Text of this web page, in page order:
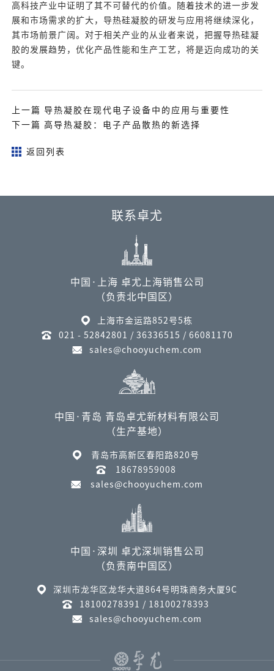
高科技产业中证明了其不可替代的价值。随着技术的进一步发
展和市场需求的扩大，导热硅凝胶的研发与应用将继续深化，
其市场前景广阔。对于相关产业的从业者来说，把握导热硅凝
胶的发展趋势，优化产品性能和生产工艺，将是迈向成功的关
键。
上一篇 导热凝胶在现代电子设备中的应用与重要性
下一篇 高导热凝胶：电子产品散热的新选择
返回列表
联系卓尤
中国·上海 卓尤上海销售公司
（负责北中国区）
上海市金运路852号5栋
021 - 52842801 / 36336515 / 66081170
sales@chooyuchem.com
中国·青岛 青岛卓尤新材料有限公司
（生产基地）
青岛市高新区春阳路820号
18678959008
sales@chooyuchem.com
中国·深圳 卓尤深圳销售公司
（负责南中国区）
深圳市龙华区龙华大道864号明珠商务大厦9C
18100278391 / 18100278393
sales@chooyuchem.com